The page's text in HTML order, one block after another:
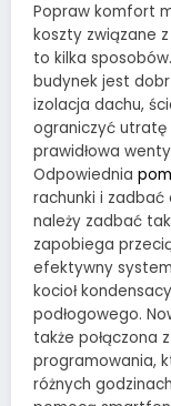
Popraw komfort
koszty związane
to kilka
budynek jest
izolacja dachu,
ograniczyć utratę
prawidłowa
Odpowiednia
rachunki i
należy zadbać
zapobiega
efektywny
kocioł
podłogowego.
także połączona
programowania,
różnych